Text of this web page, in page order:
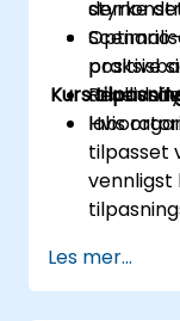
styrke
positive
Kurs
Hvis
tilpasset
vennligst
Les mer...